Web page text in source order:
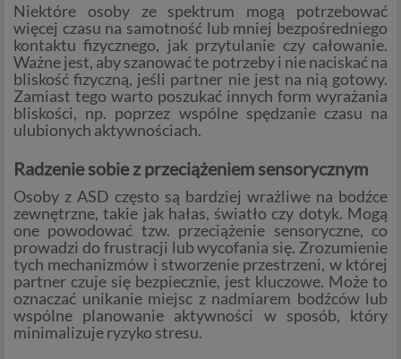
Niektóre osoby ze spektrum mogą potrzebować
więcej czasu na samotność lub mniej bezpośredniego
kontaktu fizycznego, jak przytulanie czy całowanie.
Ważne jest, aby szanować te potrzeby i nie naciskać na
bliskość fizyczną, jeśli partner nie jest na nią gotowy.
Zamiast tego warto poszukać innych form wyrażania
bliskości, np. poprzez wspólne spędzanie czasu na
ulubionych aktywnościach.
Radzenie sobie z przeciążeniem sensorycznym
Osoby z ASD często są bardziej wrażliwe na bodźce
zewnętrzne, takie jak hałas, światło czy dotyk. Mogą
one powodować tzw. przeciążenie sensoryczne, co
prowadzi do frustracji lub wycofania się. Zrozumienie
tych mechanizmów i stworzenie przestrzeni, w której
partner czuje się bezpiecznie, jest kluczowe. Może to
oznaczać unikanie miejsc z nadmiarem bodźców lub
wspólne planowanie aktywności w sposób, który
minimalizuje ryzyko stresu.